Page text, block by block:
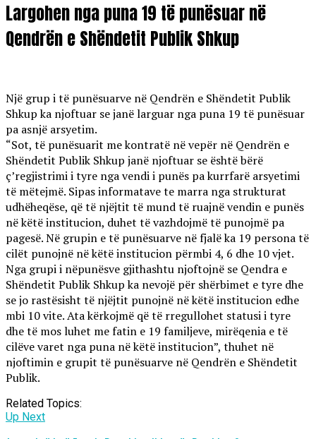
Largohen nga puna 19 të punësuar në
Qendrën e Shëndetit Publik Shkup
Një grup i të punësuarve në Qendrën e Shëndetit Publik
Shkup ka njoftuar se janë larguar nga puna 19 të punësuar
pa asnjë arsyetim.
“Sot, të punësuarit me kontratë në vepër në Qendrën e
Shëndetit Publik Shkup janë njoftuar se është bërë
ç’regjistrimi i tyre nga vendi i punës pa kurrfarë arsyetimi
të mëtejmë. Sipas informatave te marra nga strukturat
udhëheqëse, që të njëjtit të mund të ruajnë vendin e punës
në këtë institucion, duhet të vazhdojmë të punojmë pa
pagesë. Në grupin e të punësuarve në fjalë ka 19 persona të
cilët punojnë në këtë institucion përmbi 4, 6 dhe 10 vjet.
Nga grupi i nëpunësve gjithashtu njoftojnë se Qendra e
Shëndetit Publik Shkup ka nevojë për shërbimet e tyre dhe
se jo rastësisht të njëjtit punojnë në këtë institucion edhe
mbi 10 vite. Ata kërkojmë që të rregullohet statusi i tyre
dhe të mos luhet me fatin e 19 familjeve, mirëqenia e të
cilëve varet nga puna në këtë institucion”, thuhet në
njoftimin e grupit të punësuarve në Qendrën e Shëndetit
Publik.
Related Topics:
Up Next